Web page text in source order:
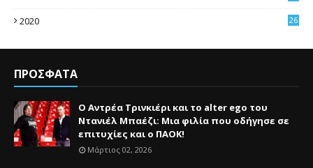
2020
26
ΠΡΟΣΦΑΤΑ
Ο Αντρέα Τρινκιέρι και το alter ego του
Ντανιέλ Μπαέζι: Μια φιλία που οδήγησε σε
επιτυχίες και ο ΠΑΟΚ!
Μάρτιος 02, 2026